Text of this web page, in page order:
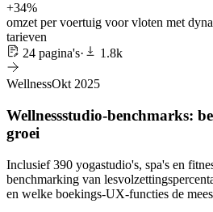
+34%
omzet per voertuig voor vloten met
tarieven
24 pagina's· 1.8k
WellnessOkt 2025
Wellnessstudio-benchmarks:
groei
Inclusief 390 yogastudio's, spa's en
benchmarking van
en welke boekings-UX-functies de